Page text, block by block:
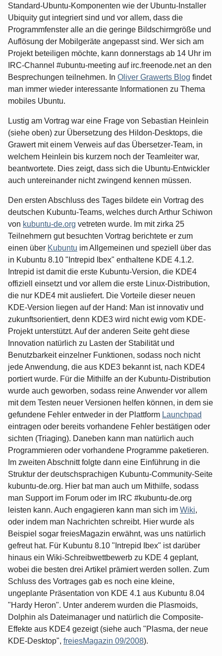
Standard-Ubuntu-Komponenten wie der Ubuntu-Installer
Ubiquity gut integriert sind und vor allem, dass die
Programmfenster alle an die geringe Bildschirmgröße und
Auflösung der Mobilgeräte angepasst sind. Wer sich am
Projekt beteiligen möchte, kann donnerstags ab 14 Uhr im
IRC-Channel #ubuntu-meeting auf irc.freenode.net an den
Besprechungen teilnehmen. In Oliver Grawerts Blog findet
man immer wieder interessante Informationen zu Thema
mobiles Ubuntu.
Lustig am Vortrag war eine Frage von Sebastian Heinlein
(siehe oben) zur Übersetzung des Hildon-Desktops, die
Grawert mit einem Verweis auf das Übersetzer-Team, in
welchem Heinlein bis kurzem noch der Teamleiter war,
beantwortete. Dies zeigt, dass sich die Ubuntu-Entwickler
auch untereinander nicht zwingend kennen müssen.
Den ersten Abschluss des Tages bildete ein Vortrag des
deutschen Kubuntu-Teams, welches durch Arthur Schiwon
von kubuntu-de.org vetreten wurde. Im mit zirka 25
Teilnehmern gut besuchten Vortrag berichtete er zum
einen über Kubuntu im Allgemeinen und speziell über das
in Kubuntu 8.10 "Intrepid Ibex" enthaltene KDE 4.1.2.
Intrepid ist damit die erste Kubuntu-Version, die KDE4
offiziell einsetzt und vor allem die erste Linux-Distribution,
die nur KDE4 mit ausliefert. Die Vorteile dieser neuen
KDE-Version liegen auf der Hand: Man ist innovativ und
zukunftsorientiert, denn KDE3 wird nicht ewig vom KDE-
Projekt unterstützt. Auf der anderen Seite geht diese
Innovation natürlich zu Lasten der Stabilität und
Benutzbarkeit einzelner Funktionen, sodass noch nicht
jede Anwendung, die aus KDE3 bekannt ist, nach KDE4
portiert wurde. Für die Mithilfe an der Kubuntu-Distribution
wurde auch geworben, sodass reine Anwender vor allem
mit dem Testen neuer Versionen helfen können, in dem sie
gefundene Fehler entweder in der Plattform Launchpad
eintragen oder bereits vorhandene Fehler bestätigen oder
sichten (Triaging). Daneben kann man natürlich auch
Programmieren oder vorhandene Programme paketieren.
Im zweiten Abschnitt folgte dann eine Einführung in die
Struktur der deutschsprachigen Kubuntu-Community-Seite
kubuntu-de.org. Hier bat man auch um Mithilfe, sodass
man Support im Forum oder im IRC #kubuntu-de.org
leisten kann. Auch engagieren kann man sich im Wiki,
oder indem man Nachrichten schreibt. Hier wurde als
Beispiel sogar freiesMagazin erwähnt, was uns natürlich
gefreut hat. Für Kubuntu 8.10 "Intrepid Ibex" ist darüber
hinaus ein Wiki-Schreibwettbewerb zu KDE 4 geplant,
wobei die besten drei Artikel prämiert werden sollen. Zum
Schluss des Vortrages gab es noch eine kleine,
ungeplante Präsentation von KDE 4.1 aus Kubuntu 8.04
"Hardy Heron". Unter anderem wurden die Plasmoids,
Dolphin als Dateimanager und natürlich die Composite-
Effekte aus KDE4 gezeigt (siehe auch "Plasma, der neue
KDE-Desktop", freiesMagazin 09/2008).